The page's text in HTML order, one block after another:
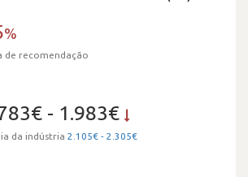
%
de recomendação
- 1.983€
da indústria 2.105€ - 2.305€